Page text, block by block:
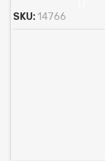
SKU: 14766